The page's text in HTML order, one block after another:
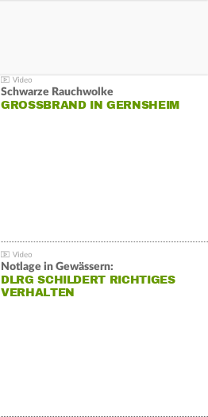
Schwarze Rauchwolke
GROSSBRAND IN GERNSHEIM
Notlage in Gewässern:
DLRG SCHILDERT RICHTIGES
VERHALTEN